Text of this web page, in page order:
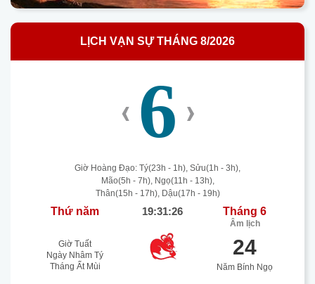
LỊCH VẠN SỰ THÁNG 8/2026
‹ 6 ›
Giờ Hoàng Đạo: Tý(23h - 1h), Sửu(1h - 3h),
Mão(5h - 7h), Ngọ(11h - 13h),
Thân(15h - 17h), Dậu(17h - 19h)
Thứ năm 19:31:27 Tháng 6
Âm lịch
Giờ Tuất
Ngày Nhâm Tý
Tháng Ất Mùi
24
Năm Bính Ngọ